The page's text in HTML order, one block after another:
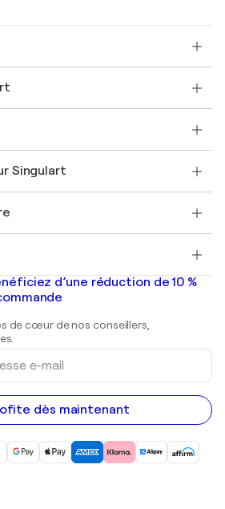
commercial
d'art original
qu'Artiste
Singulart
d’une réduction de 10 %
de cœur de nos conseillers,
dès maintenant